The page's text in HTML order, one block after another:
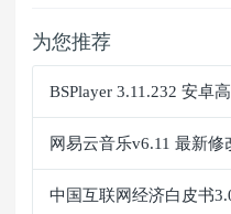
为您推荐
BSPlayer 3.11.232 安卓
网易云音乐v6.11 最新修
中国互联网经济白皮书